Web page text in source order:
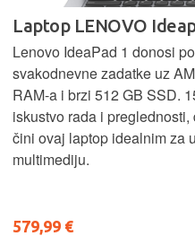
Laptop LENOVO
Lenovo IdeaPad 1 donosi
svakodnevne zadatke uz
RAM-a i brzi 512 GB SSD.
iskustvo rada i
čini ovaj laptop idealnim za
multimediju.
579,99 €